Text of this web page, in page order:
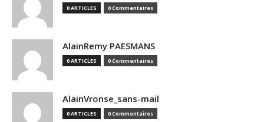
0 ARTICLES 0 Commentaires
AlainRemy PAESMANS
0 ARTICLES 0 Commentaires
AlainVronse_sans-mail
0 ARTICLES 0 Commentaires